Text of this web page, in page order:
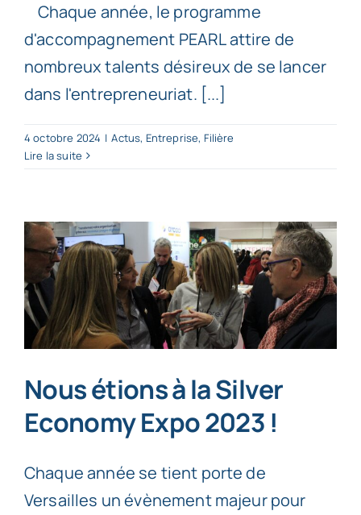
Chaque année, le programme
d'accompagnement PEARL attire de
nombreux talents désireux de se lancer
dans l'entrepreneuriat. [...]
4 octobre 2024 | Actus, Entreprise, Filière
Lire la suite
Nous étions à la Silver
Economy Expo 2023 !
Chaque année se tient porte de
Versailles un évènement majeur pour